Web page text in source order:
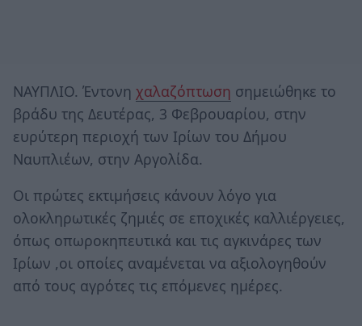
ΝΑΥΠΛΙΟ. Έντονη χαλαζόπτωση σημειώθηκε το
βράδυ της Δευτέρας, 3 Φεβρουαρίου, στην
ευρύτερη περιοχή των Ιρίων του Δήμου
Ναυπλιέων, στην Αργολίδα.
Οι πρώτες εκτιμήσεις κάνουν λόγο για
ολοκληρωτικές ζημιές σε εποχικές καλλιέργειες,
όπως οπωροκηπευτικά και τις αγκινάρες των
Ιρίων ,οι οποίες αναμένεται να αξιολογηθούν
από τους αγρότες τις επόμενες ημέρες.